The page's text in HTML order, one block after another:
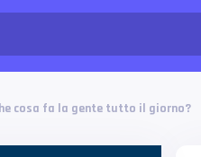
cosa fa la gente tutto il giorno?